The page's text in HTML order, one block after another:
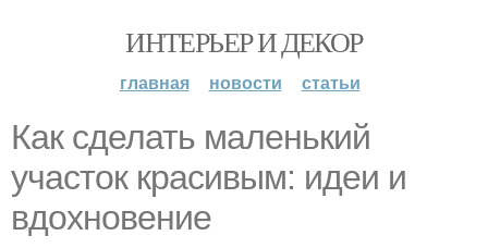
ИНТЕРЬЕР И ДЕКОР
главная новости статьи
Как сделать маленький
участок красивым: идеи и
вдохновение